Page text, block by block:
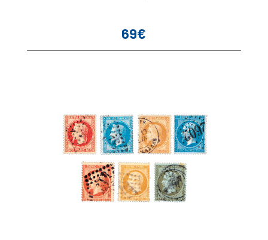
Prix
69€